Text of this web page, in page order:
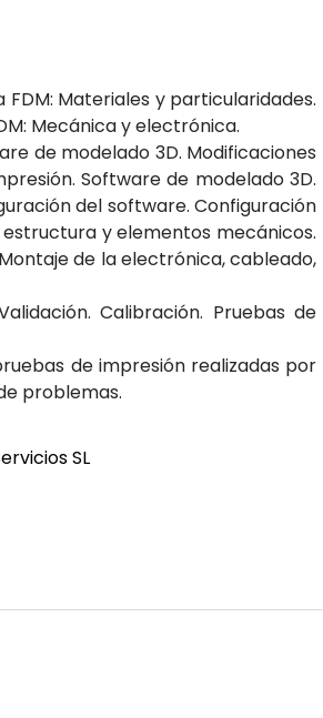
Materiales y particularidades.
Mecánica y electrónica.
de modelado 3D. Modificaciones
Software de modelado 3D.
del software. Configuración
y elementos mecánicos.
de la electrónica, cableado,
Calibración. Pruebas de
de impresión realizadas por
problemas.
SL